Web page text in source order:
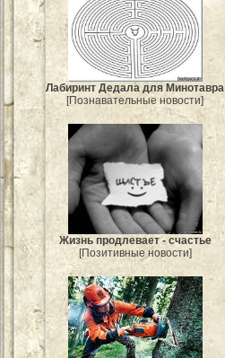
Лабиринт Дедала для Минотавра
[Познавательные новости]
Жизнь продлевает - счастье
[Позитивные новости]